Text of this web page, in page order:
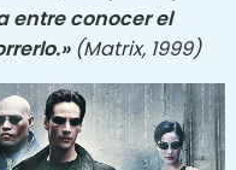
entre conocer el
(Matrix, 1999)